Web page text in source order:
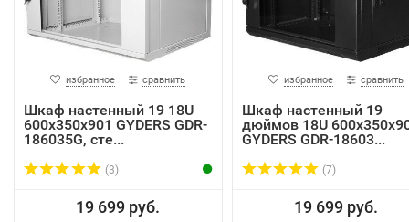
избранное сравнить
Шкаф настенный 19 18U
600х350х901 GYDERS GDR-
186035G, сте...
(3)
19 699 руб.
избранное сравнить
Шкаф настенный 19
дюймов 18U
GYDERS GDR-18603...
(7)
19 699 руб.